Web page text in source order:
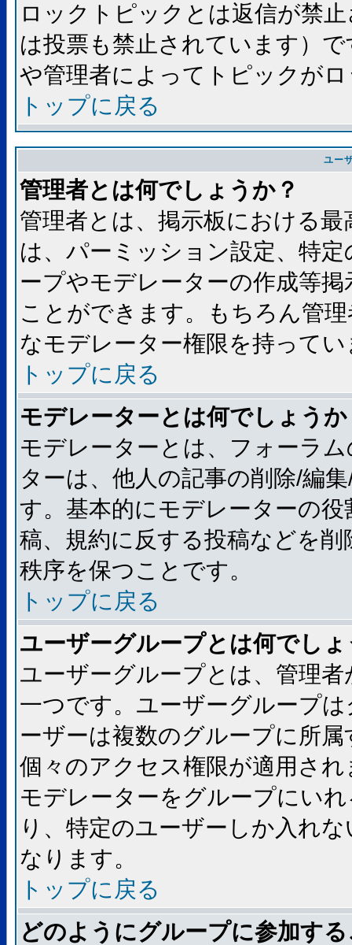
ロックトピックとは返信が禁
は投票も禁止されています）
や管理者によってトピックが
トップに戻る
ユー
管理者とは何でしょうか？
管理者とは、掲示板における
は、パーミッション設定、特
ープやモデレーターの作成等
ことができます。もちろん管
なモデレーター権限を持ってい
トップに戻る
モデレーターとは何でしょうか
モデレーターとは、フォーラ
ターは、他人の記事の削除/編
す。基本的にモデレーターの
稿、規約に反する投稿などを
秩序を保つことです。
トップに戻る
ユーザーグループとは何でし
ユーザーグループとは、管理
一つです。ユーザーグループ
ーザーは複数のグループに所
個々のアクセス権限が適用さ
モデレーターをグループにい
り、特定のユーザーしか入れ
なります。
トップに戻る
どのようにグループに参加す